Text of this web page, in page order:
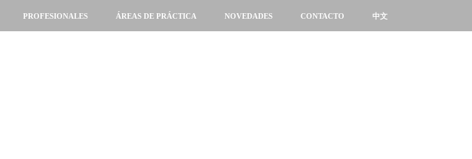
PROFESIONALES ÁREAS DE PRÁCTICA NOVEDADES CONTACTO 中文